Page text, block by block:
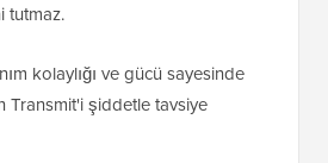
tutmaz.
kolaylığı ve gücü sayesinde
Transmit'i şiddetle tavsiye